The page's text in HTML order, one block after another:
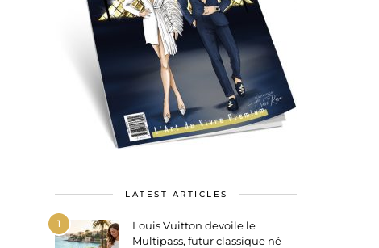
LATEST ARTICLES
1
Louis Vuitton devoile le
Multipass, futur classique né